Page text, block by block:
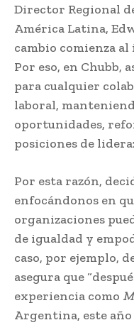
Director Regional
América Latina,
cambio comienza
Por eso, en Chubb,
para cualquier
laboral,
oportunidades,
posiciones de
Por esta razón,
enfocándonos en
organizaciones
de igualdad y
caso, por ejemplo,
asegura que
experiencia como
Argentina, este